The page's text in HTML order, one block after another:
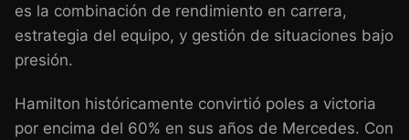
es la combinación de rendimiento en carrera,
estrategia del equipo, y gestión de situaciones bajo
presión.
Hamilton históricamente convirtió poles a victoria
por encima del 60% en sus años de Mercedes. Con